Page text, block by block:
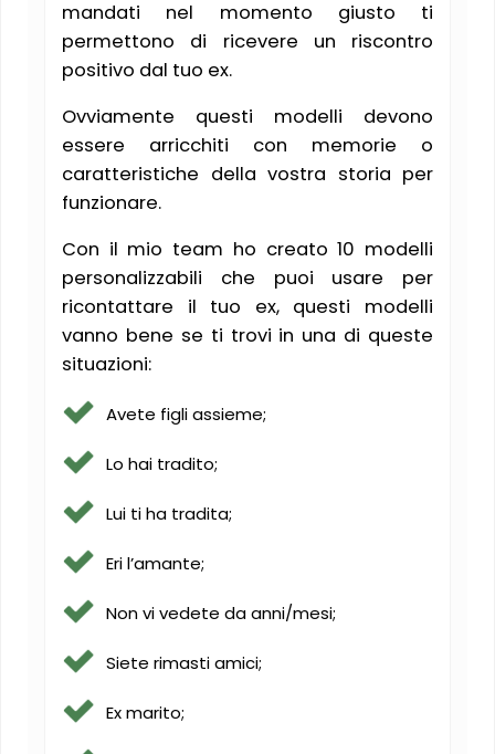
mandati nel momento giusto ti
permettono di ricevere un riscontro
positivo dal tuo ex.
Ovviamente questi modelli devono
essere arricchiti con memorie o
caratteristiche della vostra storia per
funzionare.
Con il mio team ho creato 10 modelli
personalizzabili che puoi usare per
ricontattare il tuo ex, questi modelli
vanno bene se ti trovi in una di queste
situazioni:
Avete figli assieme;
Lo hai tradito;
Lui ti ha tradita;
Eri l’amante;
Non vi vedete da anni/mesi;
Siete rimasti amici;
Ex marito;